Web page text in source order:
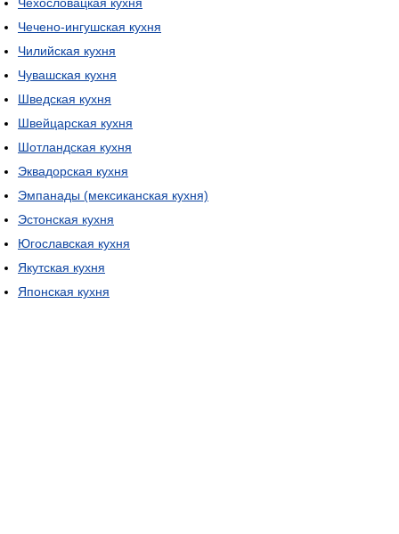
Чечено-ингушская кухня
Чилийская кухня
Чувашская кухня
Шведская кухня
Швейцарская кухня
Шотландская кухня
Эквадорская кухня
Эмпанады (мексиканская кухня)
Эстонская кухня
Югославская кухня
Якутская кухня
Японская кухня